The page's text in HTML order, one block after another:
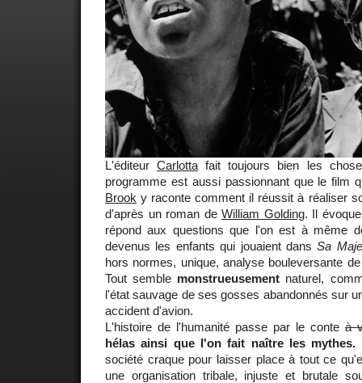
L'éditeurCarlotta fait toujours bien les
programme est aussi passionnant que le film
Brook y raconte comment il réussit à réaliser
d'après un roman de William Golding. Il
répond aux questions que l'on est à même
devenus les enfants qui jouaient dansSa
hors normes, unique, analyse bouleversante
Tout semble monstrueusement naturel,
l'état sauvage de ses gosses abandonnés sur
accident d'avion.
L'histoire de l'humanité passe par le conte à
hélas ainsi que l'on fait naître les mythes.
société craque pour laisser place à tout ce
une organisation tribale, injuste et brutale